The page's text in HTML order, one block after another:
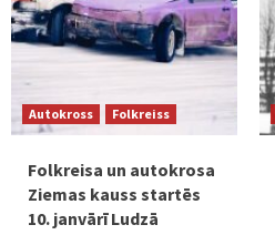
Autokross Folkreiss
Folkreisa un autokrosa
Ziemas kauss startēs
10. janvārī Ludzā